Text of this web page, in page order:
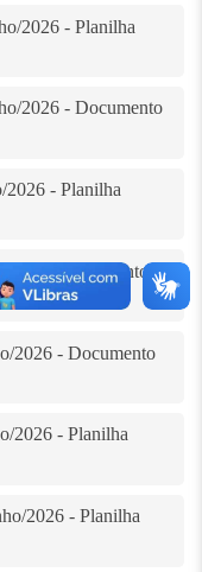
2026 - Planilha
2026 - Documento
2026 - Planilha
2026 - Documento
2026 - Documento
2026 - Planilha
2026 - Planilha